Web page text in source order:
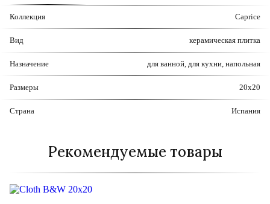
Коллекция Caprice
Вид керамическая плитка
Назначение для ванной, для кухни, напольная
Размеры 20x20
Страна Испания
Рекомендуемые товары